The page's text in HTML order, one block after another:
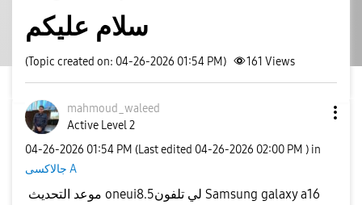
سلام عليكم
(Topic created on: 04-26-2026 01:54 PM) 161 Views
mahmoud_waleed
Active Level 2
‎04-26-2026 01:54 PM (Last edited ‎04-26-2026 02:00 PM ) in
جالاكسى A
موعد التحديث oneui8.5لي تلفون Samsung galaxy a16